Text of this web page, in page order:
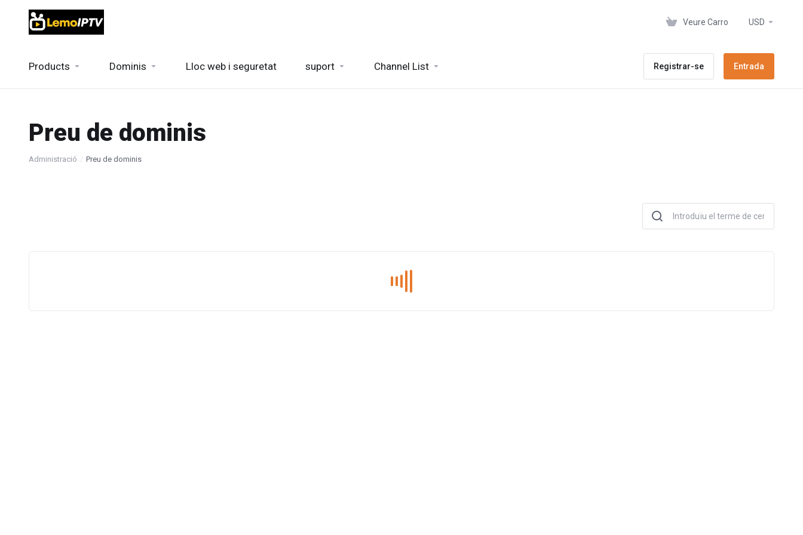
Veure Carro USD
Products Dominis Lloc web i seguretat suport Channel List Registrar-se Entrada
Preu de dominis
Administració Preu de dominis